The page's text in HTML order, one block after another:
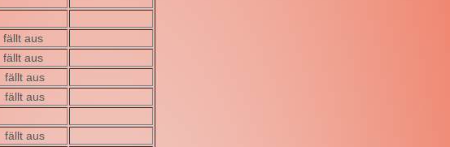
fällt aus
fällt aus
fällt aus
fällt aus
fällt aus